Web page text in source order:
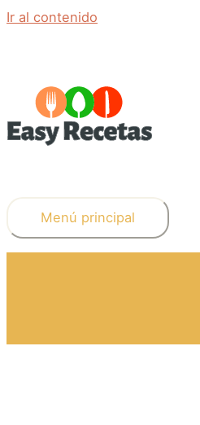
Ir al contenido
Menú principal